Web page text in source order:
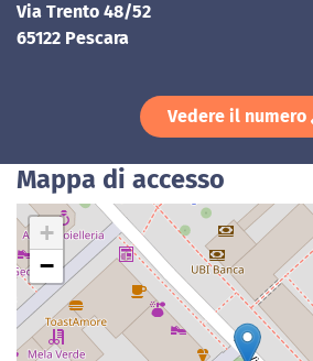
Via Trento 48/52
65122 Pescara
Vedere il numero
Mappa di accesso
+
−